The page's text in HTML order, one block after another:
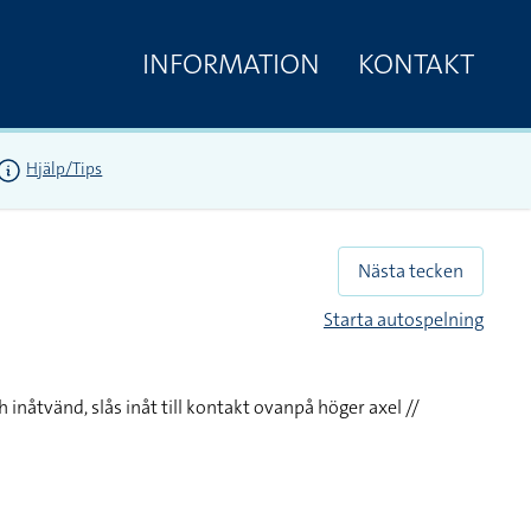
INFORMATION KONTAKT
Hjälp/Tips
Nästa tecken
Starta autospelning
inåtvänd, slås inåt till kontakt ovanpå höger axel //